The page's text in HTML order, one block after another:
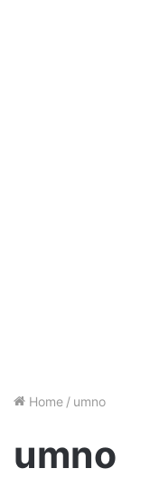
Home / umno
umno